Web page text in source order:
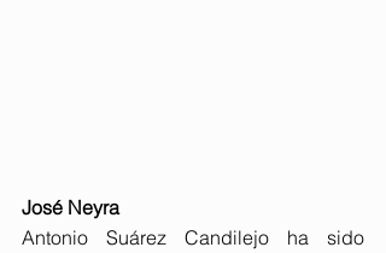
José Neyra
Antonio Suárez Candilejo ha sido